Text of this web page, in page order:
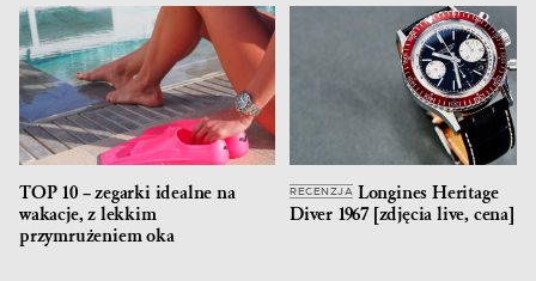
TOP 10 – zegarki idealne na
wakacje, z lekkim
przymrużeniem oka
RECENZJA Longines Heritage
Diver 1967 [zdjęcia live, cena]